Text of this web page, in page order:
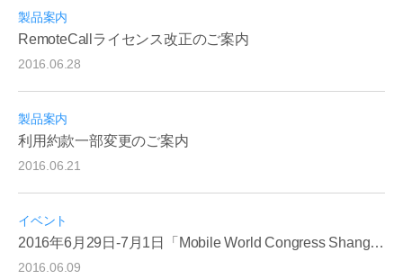
製品案内
RemoteCallライセンス改正のご案内
2016.06.28
製品案内
利用約款一部変更のご案内
2016.06.21
イベント
2016年6月29日-7月1日「Mobile World Congress Shanghai 2016」出展のお知らせ
2016.06.09